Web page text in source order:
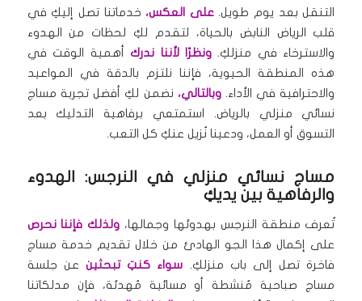
التنقل بعد يوم طويل.على العكس،خدماتنا تصل إليكِ في
قلب الرياض النابض بالحياة، لتقدم لكِ لحظات من الهدوء
والاسترخاء في منزلكِ. ونظرًا لأننا ندركأهمية الوقت في
هذه المنطقة الحيوية، فإننا نلتزم بالدقة في المواعيد
والاحترافية في الأداء.وبالتالي، نضمن لكِ أفضل تجربة مساج
نسائي منزلي بالرياض. استمتعي برفاهية التدليك بعد
التسوق أو العمل، ودعينا نُزيل عنكِ كل التعب.
مساج نسائي منزلي في النرجس: الهدوء
والرفاهية بين يديكِ
تُعرف منطقة النرجس بهدوئها وجمالها، ولذلك فإننا نحرص
على إكمال هذا الجو الهادئ من خلال تقديم خدمة مساج
فاخرة تصل إلى باب منزلكِ. سواء كنتِ تبحثينعن جلسة
مساج صباحية مُنشطة أو مسائية مُهدئة، فإن مدلكاتنا